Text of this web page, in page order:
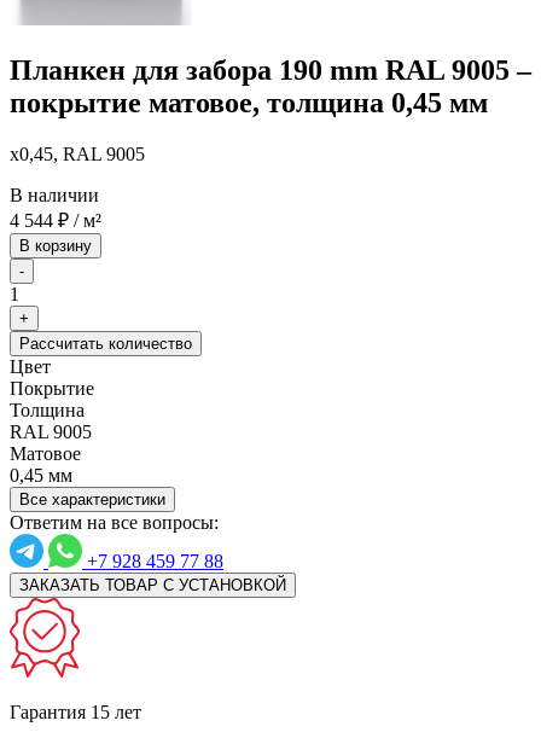
Планкен для забора 190 mm RAL 9005 –
покрытие матовое, толщина 0,45 мм
x0,45, RAL 9005
В наличии
4 544 ₽ / м²
В корзину
-
1
+
Рассчитать количество
Цвет
Покрытие
Толщина
RAL 9005
Матовое
0,45 мм
Все характеристики
Ответим на все вопросы:
+7 928 459 77 88
ЗАКАЗАТЬ ТОВАР С УСТАНОВКОЙ
Гарантия 15 лет